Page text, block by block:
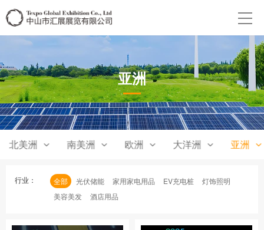
亚洲
北美洲 南美洲 欧洲 大洋洲 亚洲
行业： 全部 光伏储能 家用家电用品 EV充电桩
灯饰照明
美容美发
酒店用品